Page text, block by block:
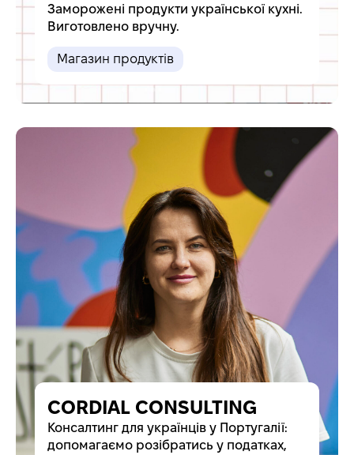
Заморожені продукти української кухні.
Виготовлено вручну.
Магазин продуктів
CORDIAL CONSULTING
Консалтинг для українців у Португалії:
допомагаємо розібратись у податках,